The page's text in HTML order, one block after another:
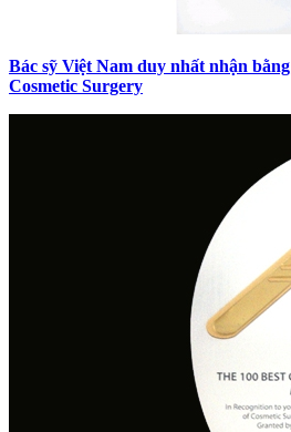
Bác sỹ Việt Nam duy nhất nhận
Cosmetic Surgery